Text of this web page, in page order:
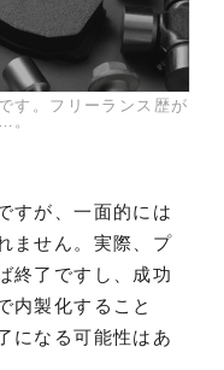
す。フリーランス歴が
。
すが、一面的には
ません。実際、プ
終了ですし、成功
内製化すること
になる可能性はあ